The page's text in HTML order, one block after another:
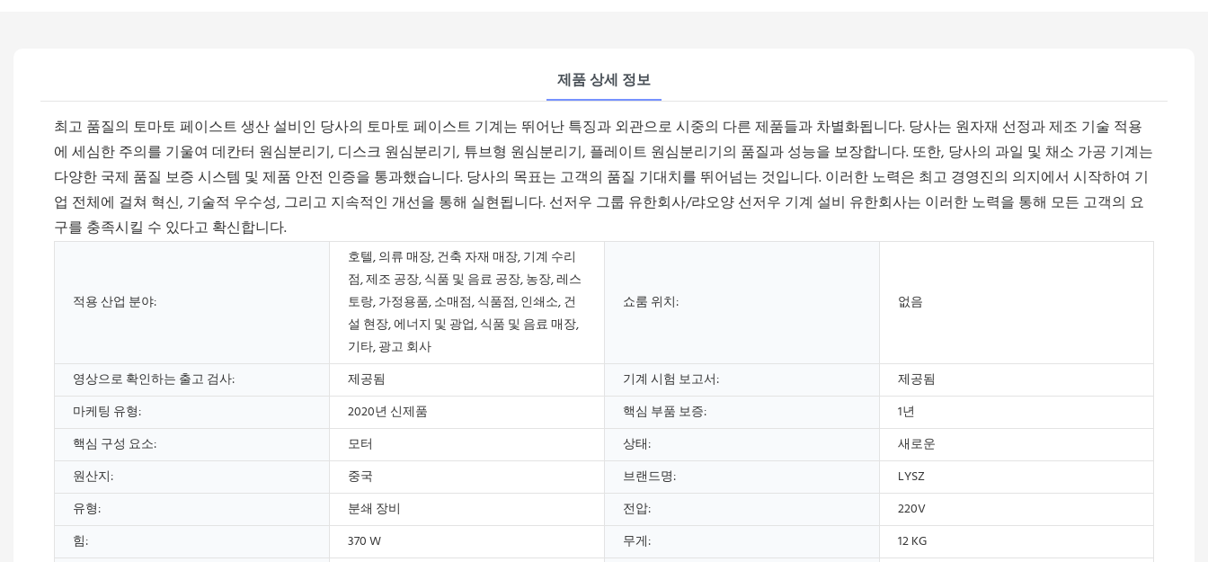
제품 상세 정보
최고 품질의 토마토 페이스트 생산 설비인 당사의 토마토 페이스트 기계는 뛰어난 특징과 외관으로 시중의 다른 제품들과 차별화됩니다. 당사는 원자재 선정과 제조 기술 적용
에 세심한 주의를 기울여 데칸터 원심분리기, 디스크 원심분리기, 튜브형 원심분리기, 플레이트 원심분리기의 품질과 성능을 보장합니다. 또한, 당사의 과일 및 채소 가공 기계는
다양한 국제 품질 보증 시스템 및 제품 안전 인증을 통과했습니다. 당사의 목표는 고객의 품질 기대치를 뛰어넘는 것입니다. 이러한 노력은 최고 경영진의 의지에서 시작하여 기
업 전체에 걸쳐 혁신, 기술적 우수성, 그리고 지속적인 개선을 통해 실현됩니다. 선저우 그룹 ​​유한회사/랴오양 선저우 기계 설비 유한회사는 이러한 노력을 통해 모든 고객의 요
구를 충족시킬 수 있다고 확신합니다.
적용 산업 분야:
호텔, 의류 매장, 건축 자재 매장, 기계 수리
점, 제조 공장, 식품 및 음료 공장, 농장, 레스
토랑, 가정용품, 소매점, 식품점, 인쇄소, 건
설 현장, 에너지 및 광업, 식품 및 음료 매장,
기타, 광고 회사
쇼룸 위치: 없음
영상으로 확인하는 출고 검사: 제공됨 기계 시험 보고서:
제공됨
마케팅 유형:
2020년 신제품 핵심 부품 보증:
1년
핵심 구성 요소:
모터 상태:
새로운
원산지:
중국 브랜드명:
LYSZ
유형:
분쇄 장비 전압:
220V
힘:
370 W 무게:
12 KG